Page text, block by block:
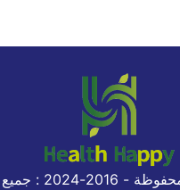
© جميع الحقوق